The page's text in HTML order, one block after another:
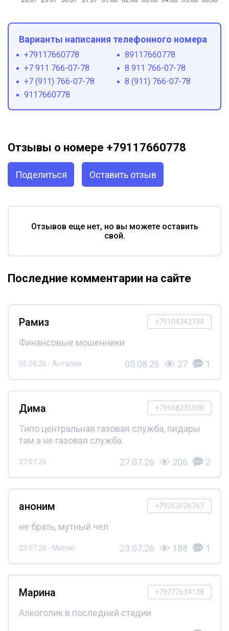
Варианты написания телефонного номера
+79117660778
89117660778
+7 911 766-07-78
8 911 766-07-78
+7 (911) 766-07-78
8 (911) 766-07-78
9117660778
Отзывы о номере +79117660778
Поделиться Оставить отзыв
Отзывов еще нет, но вы можете оставить
свой.
Последние комментарии на сайте
+79104342734
Рамиз
Финансовые мошенники
05.08.26 - Анталия 05.08.26 27 1
+79608235930
Дима
Типо центральная газовая служба, пидары
там а не газовая служба.
27.07.26 27.07.26 206 2
+79252026767
аноним
не брать, мутный чел
23.07.26 - Милан 23.07.26 188 1
+79777634138
Марина
Алкоголик в последней стадии